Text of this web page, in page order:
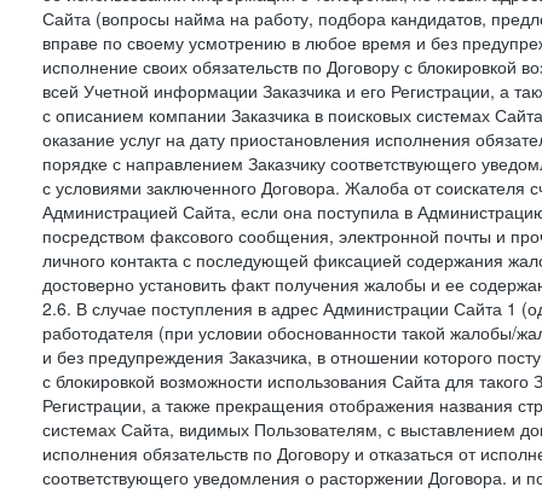
Сайта (вопросы найма на работу, подбора кандидатов,
вправе по своему усмотрению в любое время и без
исполнение своих обязательств по Договору с блокировкой
всей Учетной информации Заказчика и его Регистрации, а
с описанием компании Заказчика в поисковых системах
оказание услуг на дату приостановления исполнения
порядке с направлением Заказчику соответствующего
с условиями заключенного Договора. Жалоба от
Администрацией Сайта, если она поступила в
посредством факсового сообщения, электронной почты и
личного контакта с последующей фиксацией содержания
достоверно установить факт получения жалобы и ее
2.6. В случае поступления в адрес Администрации Сайта 1
работодателя (при условии обоснованности такой
и без предупреждения Заказчика, в отношении которого
с блокировкой возможности использования Сайта для
Регистрации, а также прекращения отображения названия
системах Сайта, видимых Пользователям, с выставлением
исполнения обязательств по Договору и отказаться от
соответствующего уведомления о расторжении Договора. и